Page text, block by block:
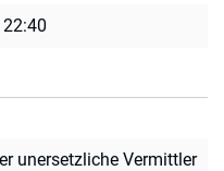
unersetzliche Vermittler